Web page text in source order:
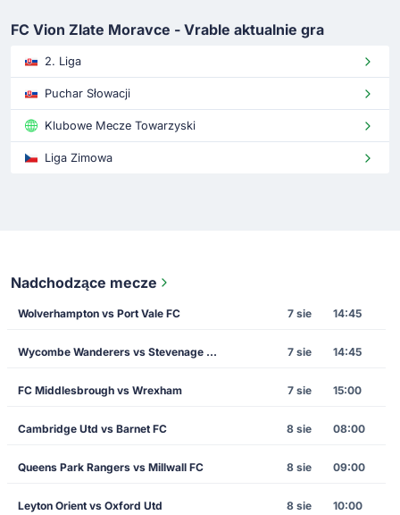
FC Vion Zlate Moravce - Vrable aktualnie gra
2. Liga
Puchar Słowacji
Klubowe Mecze Towarzyski
Liga Zimowa
Nadchodzące mecze
Wolverhampton vs Port Vale FC 7 sie 14:45
Wycombe Wanderers vs Stevenage F.C. 7 sie 14:45
FC Middlesbrough vs Wrexham 7 sie 15:00
Cambridge Utd vs Barnet FC 8 sie 08:00
Queens Park Rangers vs Millwall FC 8 sie 09:00
Leyton Orient vs Oxford Utd 8 sie 10:00